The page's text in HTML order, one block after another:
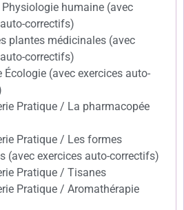
humaine (avec
correctifs)
plantes médicinales (avec
correctifs)
Écologie (avec exercices auto-
Pratique / La pharmacopée
Pratique / Les formes
(avec exercices auto-correctifs)
Pratique / Tisanes
Pratique / Aromathérapie